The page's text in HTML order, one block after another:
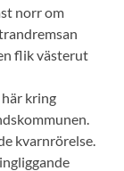
norr om
flik västerut
kring
kvarnrörelse.